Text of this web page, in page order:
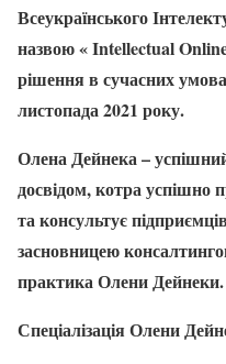
Всеукраїнського
назвою « Intellectual
рішення в сучасних
листопада 2021 року.
Олена Дейнека –
досвідом, котра успішно
та консультує
засновницею
практика Олени Дейнеки.
Спеціалізація Олени